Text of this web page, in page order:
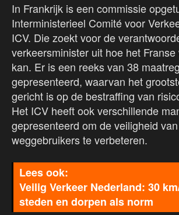
In Frankrijk is een commissie
Interministerieel Comité voor
ICV. Die zoekt voor de
verkeersminister uit hoe het
kan. Er is een reeks van 38
gepresenteerd, waarvan het
gericht is op de bestraffing van
Het ICV heeft ook verschillende
gepresenteerd om de veiligheid
weggebruikers te verbeteren.
Veilig Verkeer Nederland: 30
steden en dorpen als norm